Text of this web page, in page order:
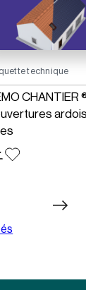
technique
CHANTIER